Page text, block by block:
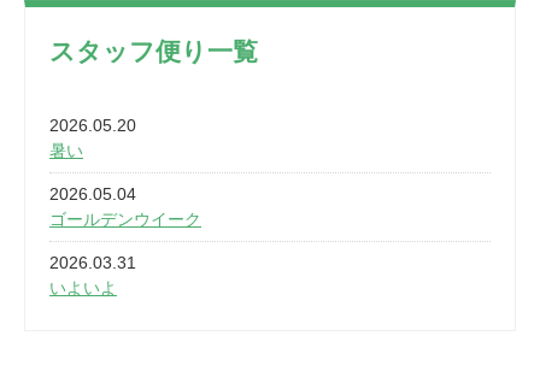
スタッフ便り一覧
2026.05.20
暑い
2026.05.04
ゴールデンウイーク
2026.03.31
いよいよ